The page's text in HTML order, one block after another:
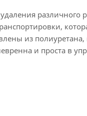
различного
из
и проста в